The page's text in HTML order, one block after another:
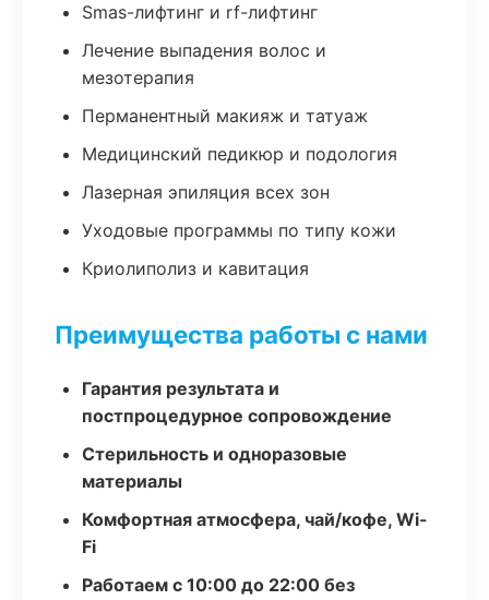
Smas-лифтинг и rf-лифтинг
Лечение выпадения волос и
мезотерапия
Перманентный макияж и татуаж
Медицинский педикюр и подология
Лазерная эпиляция всех зон
Уходовые программы по типу кожи
Криолиполиз и кавитация
Преимущества работы с нами
Гарантия результата и
постпроцедурное сопровождение
Стерильность и одноразовые
материалы
Комфортная атмосфера, чай/кофе, Wi-
Fi
Работаем с 10:00 до 22:00 без